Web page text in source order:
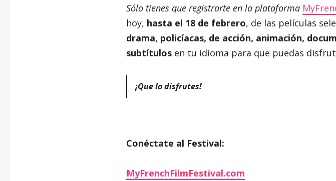
Sólo tienes que registrarte en la plataforma
hoy, hasta el 18 de febrero, de las películas
drama, policíacas, de acción, animación,
subtítulos en tu idioma para que puedas
¡Que lo disfrutes!
Conéctate al Festival:
MyFrenchFilmFestival.com